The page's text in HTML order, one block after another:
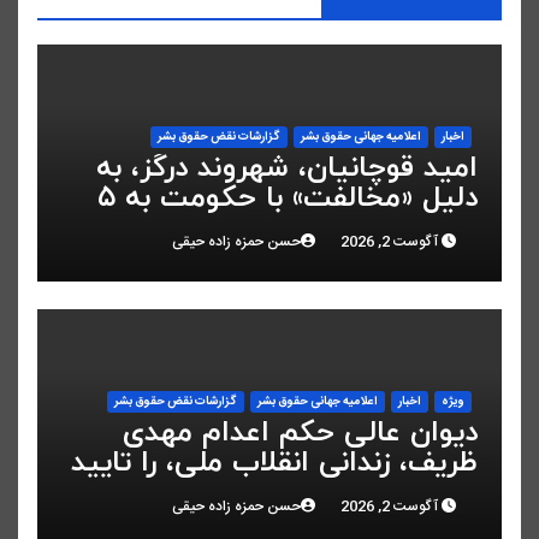
اخبار اعلاميه جهانی حقوق بشر گزارشات نقض حقوق بشر
امید قوچانیان، شهروند درگز، به
دلیل «مخالفت» با حکومت به ۵
سال زندان محکوم شد
آگوست 2, 2026 حسن حمزه زاده حیقی
ویژه اخبار اعلاميه جهانی حقوق بشر گزارشات نقض حقوق بشر
دیوان عالی حکم اعدام مهدی
ظریف، زندانی انقلاب ملی، را تایید
کردآگوست 2, 2026 حسن حمزه زاده حیقی